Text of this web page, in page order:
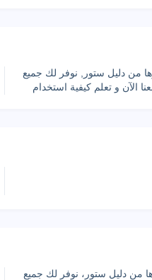
من دليل ستور, نوفر لك جميع
فئات بطاقات ايتونز بأفضل الاسعار قم بزيارة موقعنا الآن و تعلم كيفية استخدام
من دليل ستور، نوفر لك جميع